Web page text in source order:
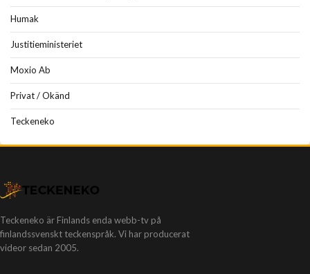
Humak
Justitieministeriet
Moxio Ab
Privat / Okänd
Teckeneko
Teckeneko är Finlands enda webb-tv på
finlandssvenskt teckenspråk. Vi har producerat
videor sedan 2005.